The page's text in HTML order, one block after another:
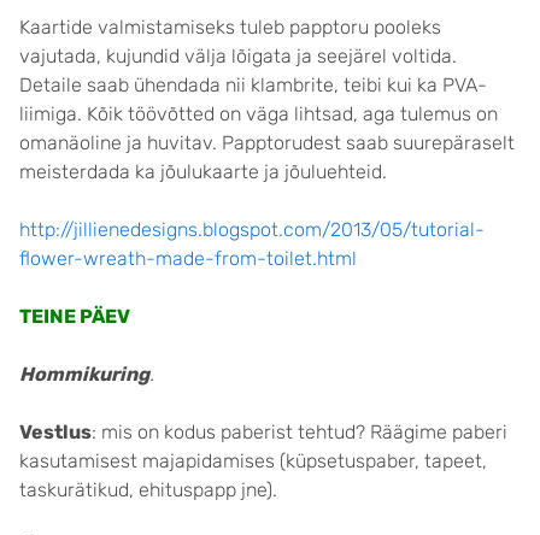
Kaartide valmistamiseks tuleb papptoru pooleks
vajutada, kujundid välja lõigata ja seejärel voltida.
Detaile saab ühendada nii klambrite, teibi kui ka PVA-
liimiga. Kõik töövõtted on väga lihtsad, aga tulemus on
omanäoline ja huvitav. Papptorudest saab suurepäraselt
meisterdada ka jõulukaarte ja jõuluehteid.
http://jillienedesigns.blogspot.com/2013/05/tutorial-
flower-wreath-made-from-toilet.html
TEINE PÄEV
Hommikuring.
Vestlus: mis on kodus paberist tehtud? Räägime paberi
kasutamisest majapidamises (küpsetuspaber, tapeet,
taskurätikud, ehituspapp jne).